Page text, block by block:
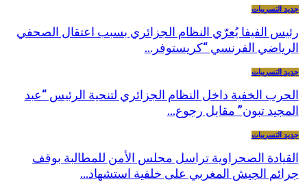
جديد التسريبات
رئيس الفيفا يُعرّي النظام الجزائري بسبب اعتقال الصحفي
الرياضي الفرنسي “كريستوفر…
جديد التسريبات
الحرب الخفية داخل النظام الجزائري لتنحية الرئيس “عبد
المجيد تبون” مقابل رجوع…
جديد التسريبات
القيادة الصحراوية تراسل مجلس الأمن للمطالبة بوقف
جرائم الجيش المغربي على خلفية استشهاد…